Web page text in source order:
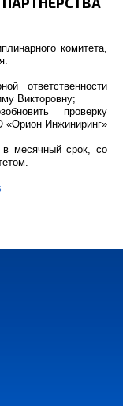
комитета,
ответственности
Викторовну;
проверку
«Орион Инжиниринг»
в месячный срок, со